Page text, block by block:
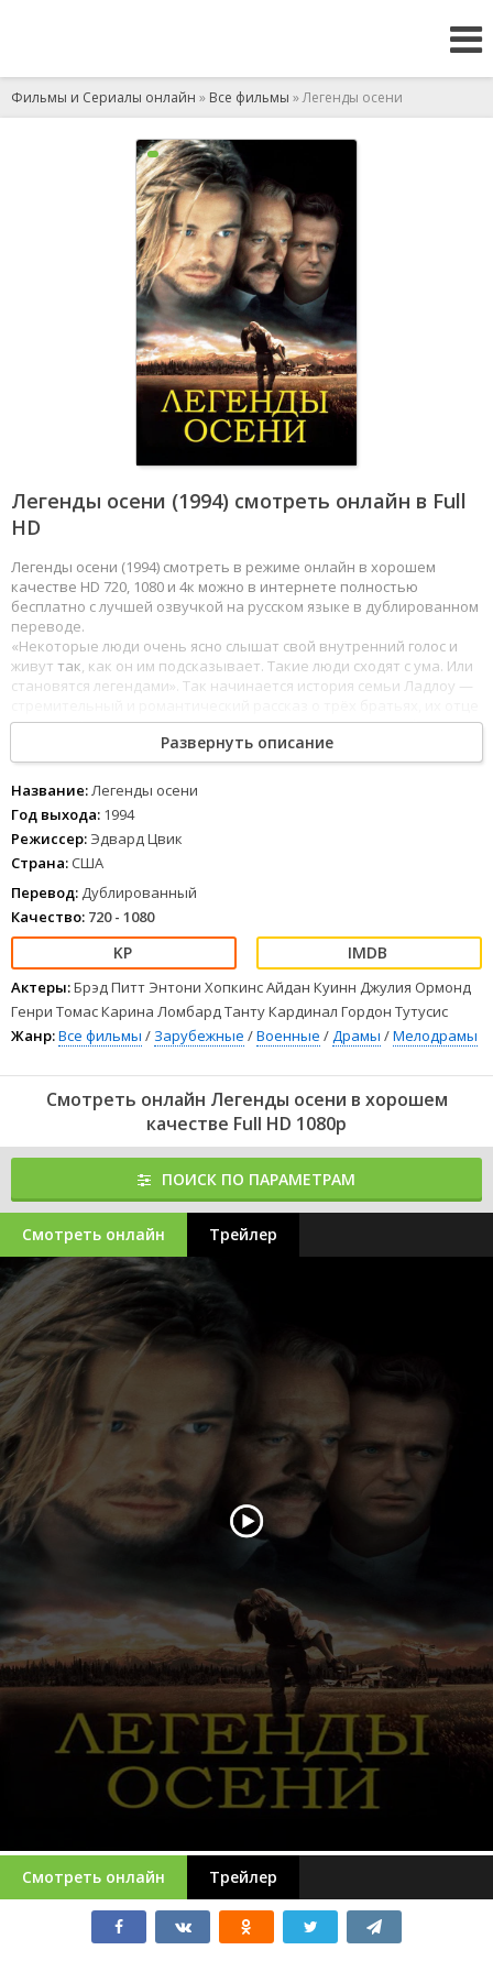
Фильмы и Сериалы онлайн » Все фильмы » Легенды осени
Легенды осени (1994) смотреть онлайн в Full
HD
Легенды осени (1994) смотреть в режиме онлайн в хорошем
качестве HD 720, 1080 и 4к можно в интернете полностью
бесплатно с лучшей озвучкой на русском языке в дублированном
переводе.
«Некоторые люди очень ясно слышат свой внутренний голос и
живут так, как он им подсказывает. Такие люди сходят с ума. Или
становятся легендами». Так начинается история семьи Ладлоу —
и молодой и неотразимой женщине,котораяроковым образом
изменяет жизнь каждого из них.
1 234 5 6 7 8
Развернуть описание
Название:Легенды осени
Год выхода: 1994
Режиссер: Эдвард Цвик
Страна: США
Перевод: Дублированный
Качество: 720 - 1080
Актеры:Брэд Питт Энтони Хопкинс Айдан Куинн Джулия Ормонд
Генри Томас Карина Ломбард Танту Кардинал Гордон Тутусис
Жанр:Все фильмы / Зарубежные /Военные /Драмы /Мелодрамы
Смотреть онлайн Легенды осени в хорошем
качестве Full HD 1080p
ПОИСК ПО ПАРАМЕТРАМ
Смотреть онлайн Трейлер
Смотреть онлайн Трейлер